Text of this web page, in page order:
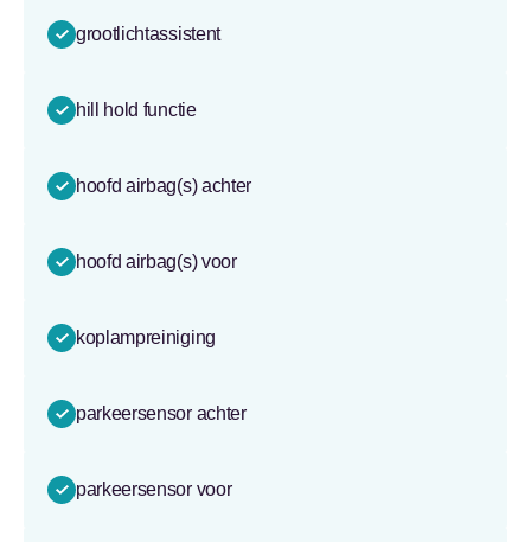
grootlichtassistent
hill hold functie
hoofd airbag(s) achter
hoofd airbag(s) voor
koplampreiniging
parkeersensor achter
parkeersensor voor